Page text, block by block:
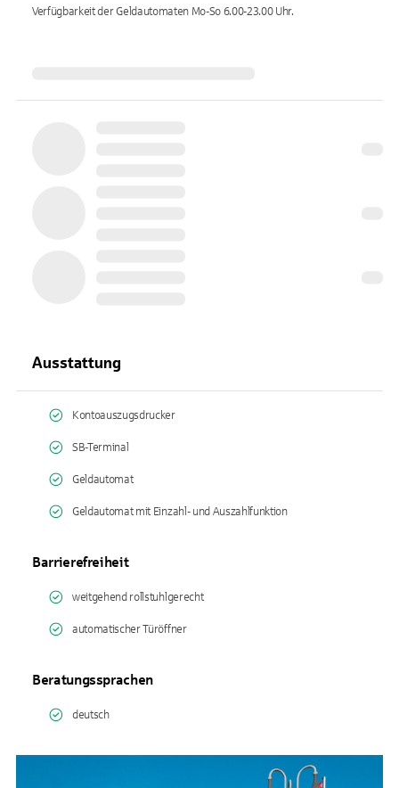
Verfügbarkeit der Geldautomaten Mo-So 6.00-23.00Uhr.
Ausstattung
Kontoauszugsdrucker
SB-Terminal
Geldautomat
Geldautomat mit Einzahl- und Auszahlfunktion
Barrierefreiheit
weitgehend rollstuhlgerecht
automatischer Türöffner
Beratungssprachen
deutsch